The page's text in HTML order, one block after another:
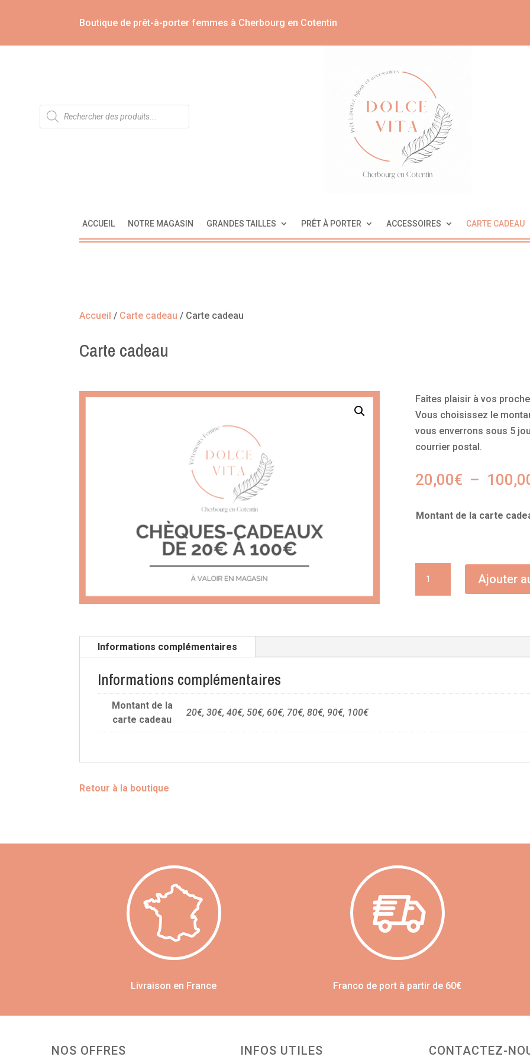
Boutique de prêt-à-porter femmes à Cherbourg en Cotentin
Recherche
de
produits
ACCUEIL NOTRE MAGASIN GRANDES TAILLES PRÊT À PORTER ACCESSOIRES CARTE CADEAU
Accueil / Carte cadeau / Carte cadeau
Carte cadeau
Faîtes plaisir à vos
Vous choisissez le
vous enverrons sous 5
courrier postal.
20,00€ –
Montant de la carte
Ajouter
Informations complémentaires
Informations complémentaires
Montant de la
carte cadeau
20€, 30€, 40€, 50€, 60€, 70€, 80€, 90€, 100€
Retour à la boutique
Livraison en France Franco de port à partir de 60€
NOS OFFRES INFOS UTILES CONTACTEZ-